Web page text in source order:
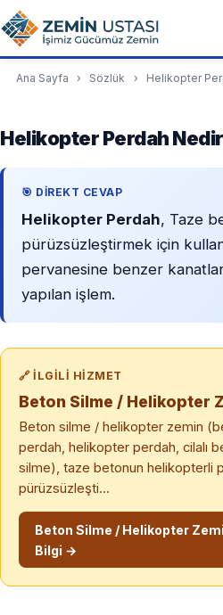
Ana Sayfa › Sözlük › Helikopter
Helikopter Perdah
🎯 DIREKT CEVAP
Helikopter Perdah, Taze
pürüzsüzleştirmek için
pervanesine benzer
yapılan işlem.
🔗 İLGILI HIZMET
Beton Silme / Helikopter
Beton silme / helikopter zemin
perdah, helikopter perdah, cilalı
silme), taze betonun helikopterli
pürüzsüzleşti...
Beton Silme / Helikopter
Bilgi →